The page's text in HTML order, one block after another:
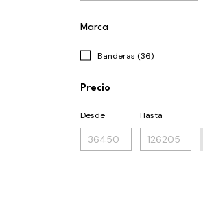
Marca
Banderas (36)
Precio
Desde Hasta